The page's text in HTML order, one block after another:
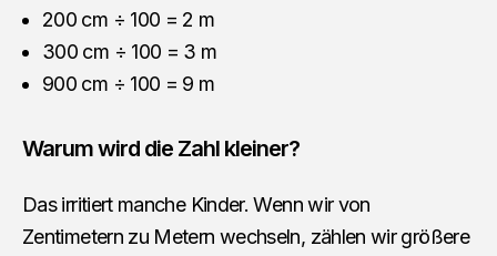
200 cm ÷ 100 = 2 m
300 cm ÷ 100 = 3 m
900 cm ÷ 100 = 9 m
Warum wird die Zahl kleiner?
Das irritiert manche Kinder. Wenn wir von
Zentimetern zu Metern wechseln, zählen wir größere